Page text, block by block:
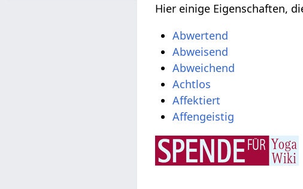
Hier einige Eigenschaften,
Abwertend
Abweisend
Abweichend
Achtlos
Affektiert
Affengeistig